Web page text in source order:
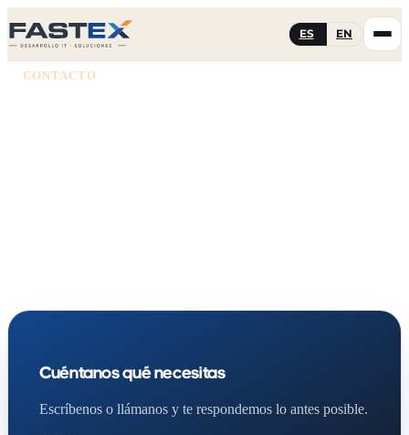
ES EN
CONTACTO
Cuéntanos qué necesitas
Escríbenos o llámanos y te respondemos lo antes posible.